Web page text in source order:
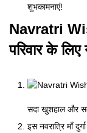
शुभकामनाएं!
Navratri
परिवार के
सदा खुशहाल और
इस नवरात्रि माँ